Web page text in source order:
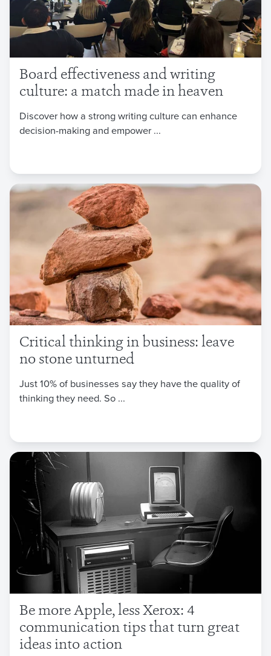
Board effectiveness and writing
culture: a match made in heaven
Discover how a strong writing culture can enhance
decision-making and empower ...
Critical thinking in business: leave
no stone unturned
Just 10% of businesses say they have the quality of
thinking they need. So ...
Be more Apple, less Xerox: 4
communication tips that turn great
ideas into action